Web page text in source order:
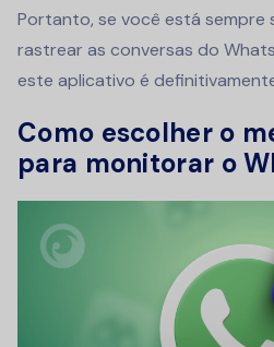
Portanto, se você está sempre
rastrear as conversas do
este aplicativo é
Como escolher o
para monitorar o